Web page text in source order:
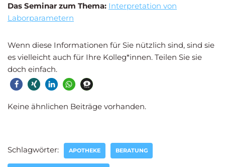
Das Seminar zum Thema: Interpretation von
Laborparametern
Wenn diese Informationen für Sie nützlich sind, sind sie
es vielleicht auch für Ihre Kolleg*innen. Teilen Sie sie
doch einfach.
Keine ähnlichen Beiträge vorhanden.
Schlagwörter: APOTHEKE BERATUNG